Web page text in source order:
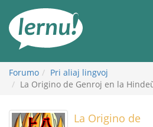
enhavo
Forumo
Pri aliaj lingvoj
La Origino de Genroj en la
La Origino de